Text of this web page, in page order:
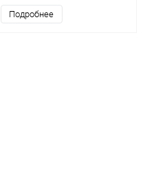
Подробнее